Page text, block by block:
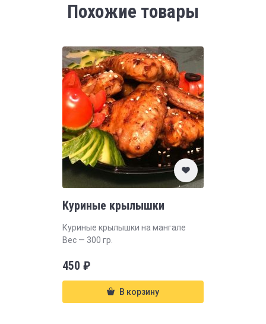
Похожие товары
Куриные крылышки
Куриные крылышки на мангале
Вес — 300 гр.
450 ₽
В корзину